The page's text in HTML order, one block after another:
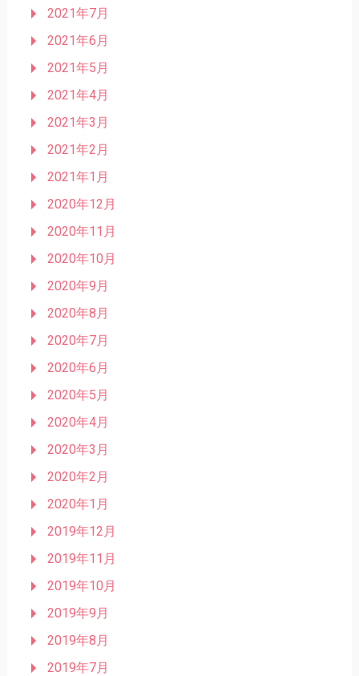
2021年7月
2021年6月
2021年5月
2021年4月
2021年3月
2021年2月
2021年1月
2020年12月
2020年11月
2020年10月
2020年9月
2020年8月
2020年7月
2020年6月
2020年5月
2020年4月
2020年3月
2020年2月
2020年1月
2019年12月
2019年11月
2019年10月
2019年9月
2019年8月
2019年7月